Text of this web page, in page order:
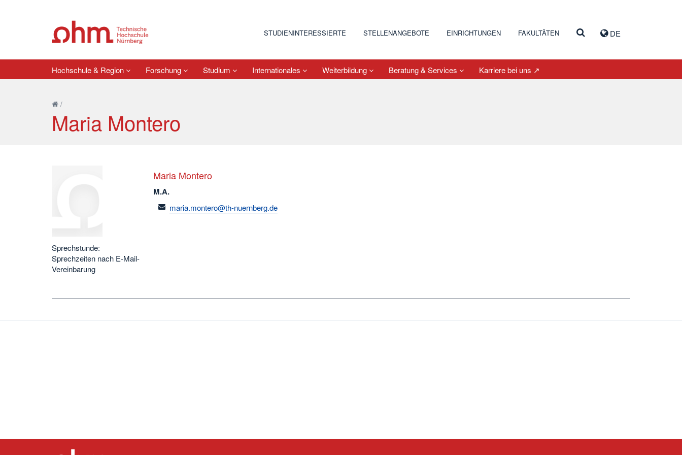
DE
STUDIENINTERESSIERTE STELLENANGEBOTE EINRICHTUNGEN FAKULTÄTEN
Hochschule & Region Forschung Studium Internationales Weiterbildung Beratung & Services Karriere bei uns ↗
/
Maria Montero
Sprechstunde:
Sprechzeiten nach E-Mail-
Vereinbarung
Maria Montero
M.A.
email
maria.montero@th-nuernberg.de